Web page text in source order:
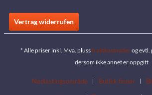
Vertrag widerrufen
* Alle priser inkl. Mva. plussfraktkostnaderog evtl.
dersom ikke annet er oppgitt
Nedlastingsområde Butikk finner